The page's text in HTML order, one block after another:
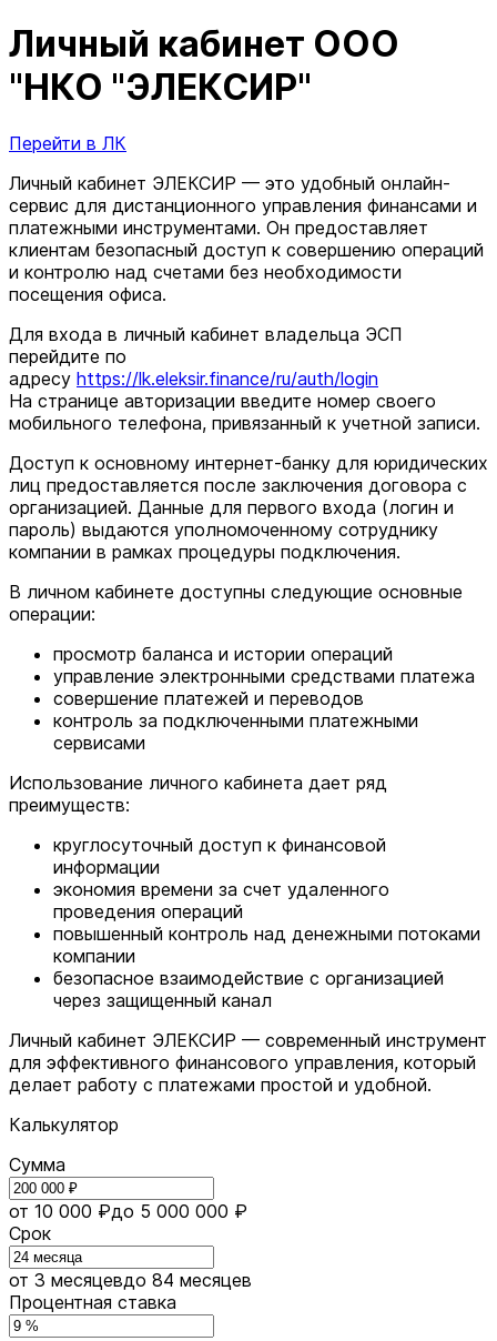
Личный кабинет ООО
"НКО "ЭЛЕКСИР"
Перейти в ЛК
Личный кабинет ЭЛЕКСИР — это удобный онлайн-
сервис для дистанционного управления финансами и
платежными инструментами. Он предоставляет
клиентам безопасный доступ к совершению операций
и контролю над счетами без необходимости
посещения офиса.
Для входа в личный кабинет владельца ЭСП
перейдите по
адресу https://lk.eleksir.finance/ru/auth/login
На странице авторизации введите номер своего
мобильного телефона, привязанный к учетной записи.
Доступ к основному интернет-банку для юридических
лиц предоставляется после заключения договора с
организацией. Данные для первого входа (логин и
пароль) выдаются уполномоченному сотруднику
компании в рамках процедуры подключения.
В личном кабинете доступны следующие основные
операции:
просмотр баланса и истории операций
управление электронными средствами платежа
совершение платежей и переводов
контроль за подключенными платежными
сервисами
Использование личного кабинета дает ряд
преимуществ:
круглосуточный доступ к финансовой
информации
экономия времени за счет удаленного
проведения операций
повышенный контроль над денежными потоками
компании
безопасное взаимодействие с организацией
через защищенный канал
Личный кабинет ЭЛЕКСИР — современный инструмент
для эффективного финансового управления, который
делает работу с платежами простой и удобной.
Калькулятор
Сумма
от 10 000 ₽до 5 000 000 ₽
Срок
от 3 месяцевдо 84 месяцев
Процентная ставка